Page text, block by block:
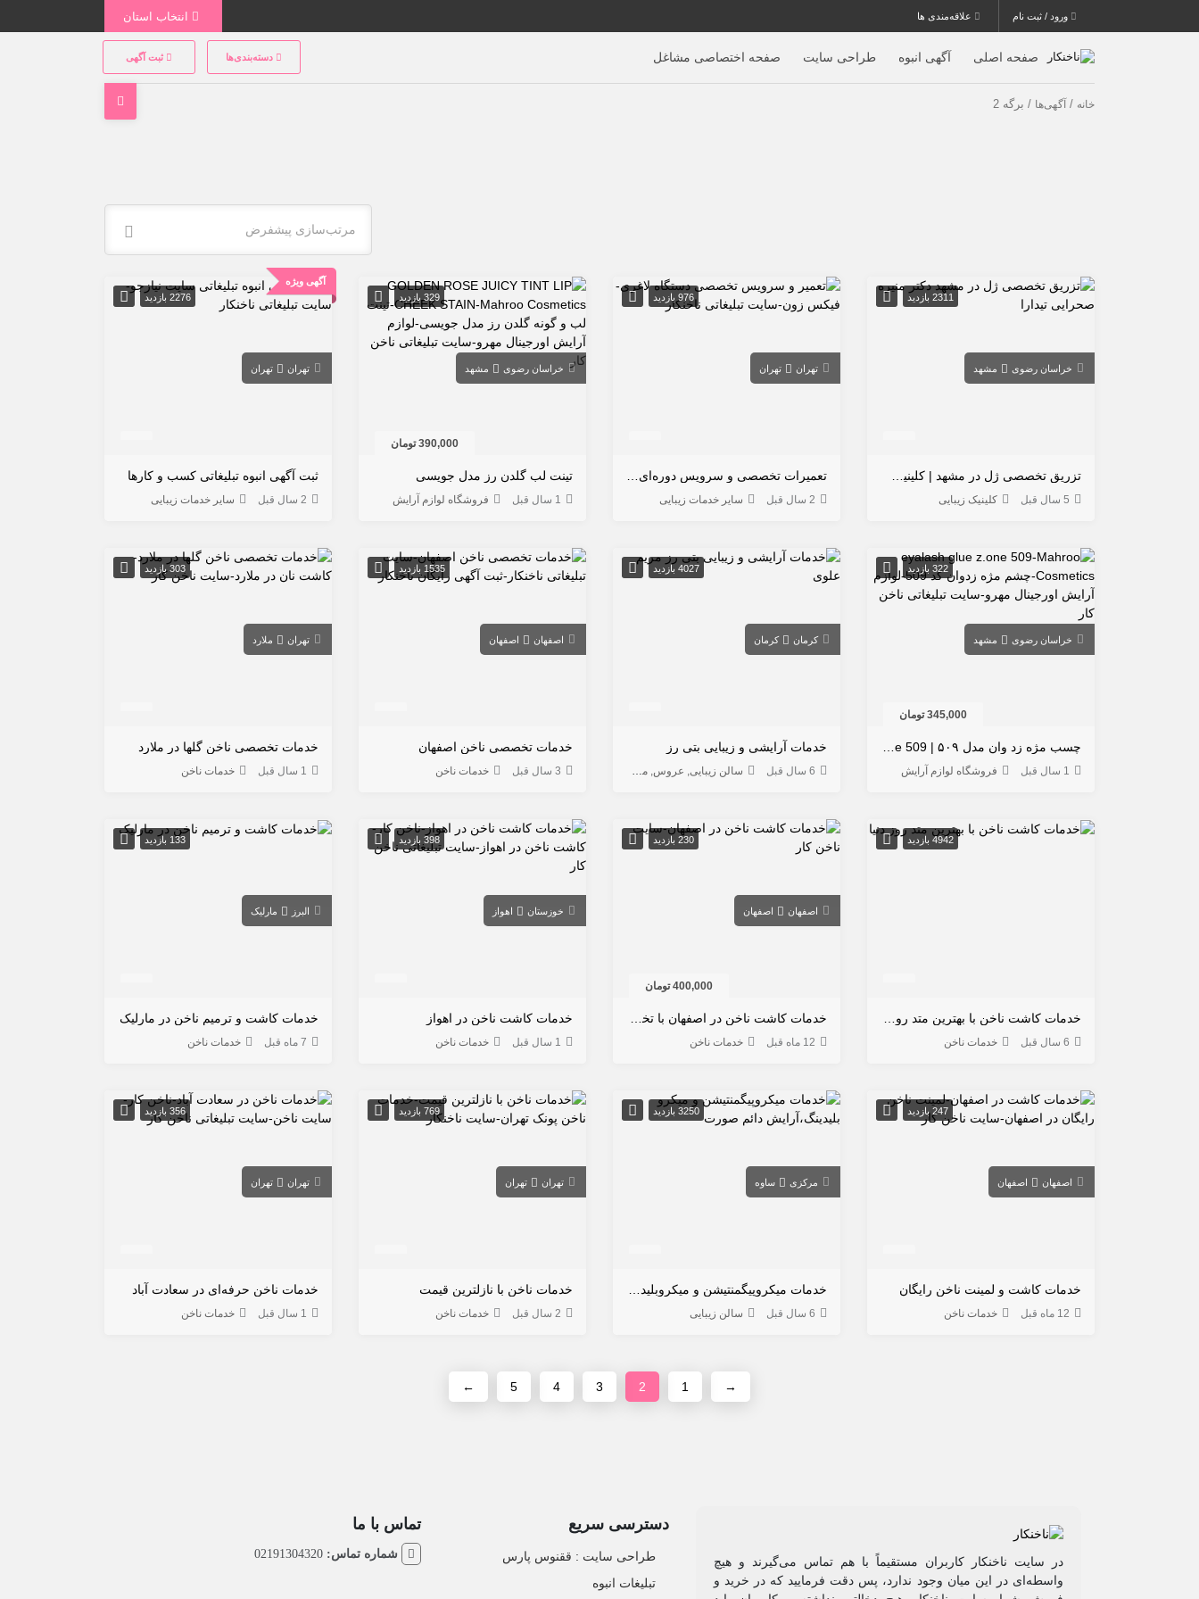
ورود / ثبت نام علاقه‌مندی ها
صفحه اصلی آگهی انبوه طراحی سایت صفحه اختصاصی مشاغل دسته‌بندی‌ها ثبت آگهی
خانه / آگهی‌ها / برگه 2
مرتب‌سازی پیشفرض
2311 بازدید
خراسان رضوی مشهد
5 سال قبل کلینیک زیبایی
976 بازدید
تهران تهران
2 سال قبل سایر خدمات زیبایی
329 بازدید
خراسان رضوی مشهد
390,000 تومان
تینت لب گلدن رز مدل جویسی
1 سال قبل فروشگاه لوازم آرایش
آگهی ویژه
2276 بازدید
تهران تهران
ثبت آگهی انبوه تبلیغاتی کسب و کارها
2 سال قبل سایر خدمات زیبایی
322 بازدید
خراسان رضوی مشهد
345,000 تومان
1 سال قبل فروشگاه لوازم آرایش
4027 بازدید
کرمان کرمان
خدمات آرایشی و زیبایی بتی رز
6 سال قبل سالن زیبایی عروس مژه و ابرو
1535 بازدید
اصفهان اصفهان
خدمات تخصصی ناخن اصفهان
3 سال قبل خدمات ناخن
303 بازدید
تهران ملارد
خدمات تخصصی ناخن گلها در ملارد
1 سال قبل خدمات ناخن
4942 بازدید
6 سال قبل خدمات ناخن
230 بازدید
اصفهان اصفهان
400,000 تومان
12 ماه قبل خدمات ناخن
398 بازدید
خوزستان اهواز
خدمات کاشت ناخن در اهواز
1 سال قبل خدمات ناخن
133 بازدید
البرز مارلیک
خدمات کاشت و ترمیم ناخن در مارلیک
7 ماه قبل خدمات ناخن
247 بازدید
اصفهان اصفهان
خدمات کاشت و لمینت ناخن رایگان
12 ماه قبل خدمات ناخن
3250 بازدید
مرکزی ساوه
6 سال قبل سالن زیبایی
769 بازدید
تهران تهران
خدمات ناخن با نازلترین قیمت
2 سال قبل خدمات ناخن
356 بازدید
تهران تهران
خدمات ناخن حرفه‌ای در سعادت آباد
1 سال قبل خدمات ناخن
→
1
2
3
4
5
←
در سایت ناخنکار کاربران مستقیماً با هم تماس می‌گیرند و هیچ
واسطه‌ای در این میان وجود ندارد، پس دقت فرمایید که در خرید و
دسترسی سریع
طراحی سایت :‌ ققنوس پارس
تبلیغات انبوه
تماس با ما
شماره تماس: 02191304320